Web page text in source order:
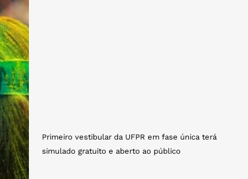
Primeiro vestibular da UFPR em fase única terá
simulado gratuito e aberto ao público